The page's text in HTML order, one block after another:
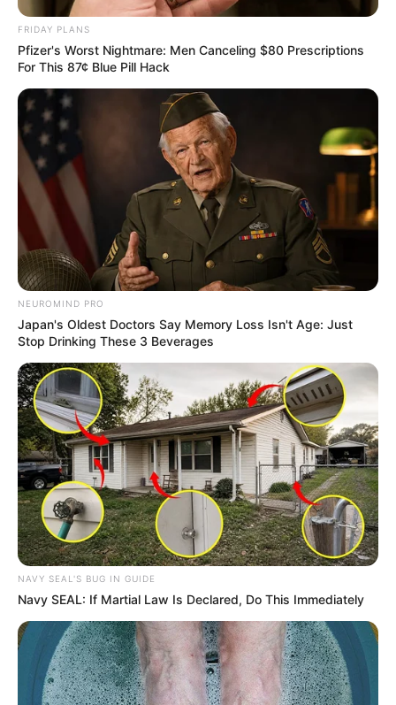
FRIDAY PLANS
Pfizer's Worst Nightmare: Men Canceling $80 Prescriptions
For This 87¢ Blue Pill Hack
NEUROMIND PRO
Japan's Oldest Doctors Say Memory Loss Isn't Age: Just
Stop Drinking These 3 Beverages
NAVY SEAL'S BUG IN GUIDE
Navy SEAL: If Martial Law Is Declared, Do This Immediately